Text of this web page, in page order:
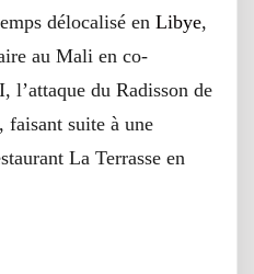
délocalisé en Libye,
au Mali en co-
l’attaque du Radisson de
faisant suite à une
La Terrasse en